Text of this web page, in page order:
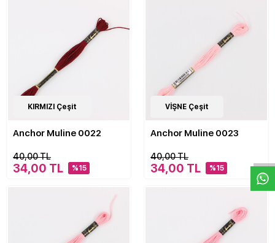
476Çeşit
KIRMIZI Çeşit
Anchor Muline 0022
40,00 TL
34,00 TL %15
476Çeşit
VİŞNE Çeşit
Anchor Muline 0023
40,00 TL
34,00 TL %15